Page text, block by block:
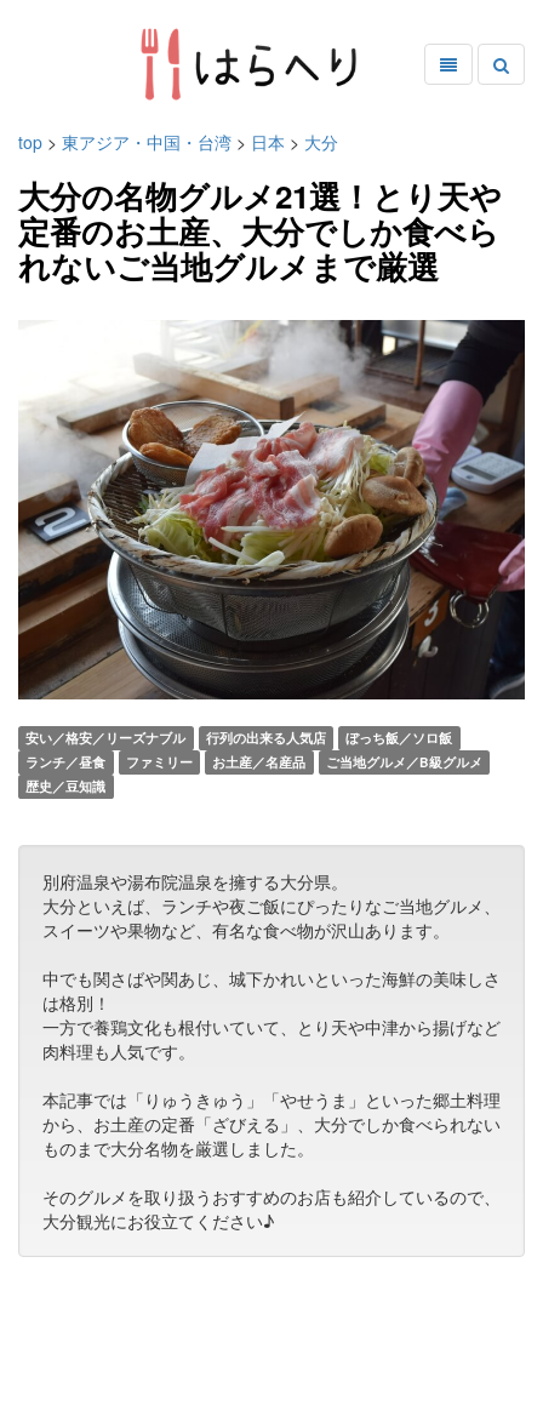
top > 東アジア・中国・台湾 > 日本 > 大分
大分の名物グルメ21選！とり天や
定番のお土産、大分でしか食べら
れないご当地グルメまで厳選
安い／格安／リーズナブル 行列の出来る人気店
ぼっち飯／ソロ飯
ランチ／昼食
ファミリー お土産／名産品
ご当地グルメ／B級グルメ
歴史／豆知識
別府温泉や湯布院温泉を擁する大分県。
大分といえば、ランチや夜ご飯にぴったりなご当地グルメ、
スイーツや果物など、有名な食べ物が沢山あります。
中でも関さばや関あじ、城下かれいといった海鮮の美味しさ
は格別！
一方で養鶏文化も根付いていて、とり天や中津から揚げなど
肉料理も人気です。
本記事では「りゅうきゅう」「やせうま」といった郷土料理
から、お土産の定番「ざびえる」、大分でしか食べられない
ものまで大分名物を厳選しました。
そのグルメを取り扱うおすすめのお店も紹介しているので、
大分観光にお役立てください♪